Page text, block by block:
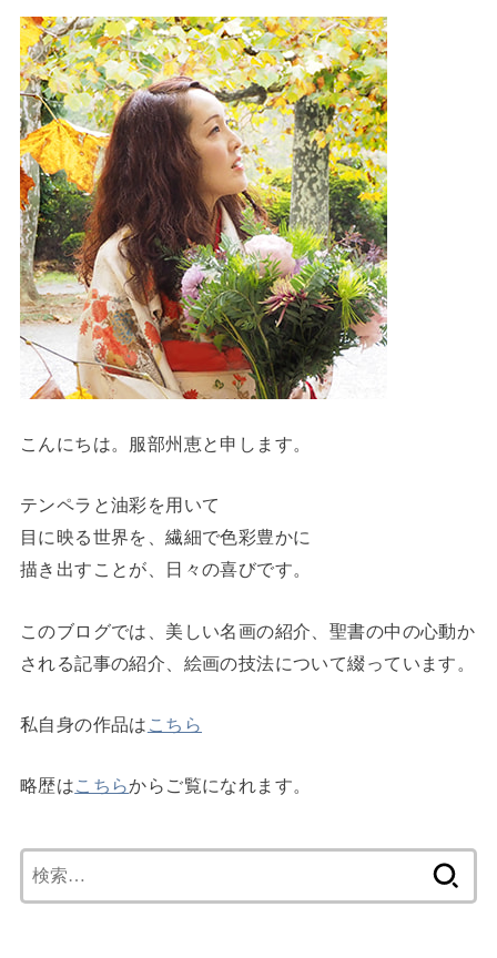
こんにちは。服部州恵と申します。
テンペラと油彩を用いて
目に映る世界を、繊細で色彩豊かに
描き出すことが、日々の喜びです。
このブログでは、美しい名画の紹介、聖書の中の心動か
される記事の紹介、絵画の技法について綴っています。
私自身の作品は こちら
略歴はこちらからご覧になれます。
索: